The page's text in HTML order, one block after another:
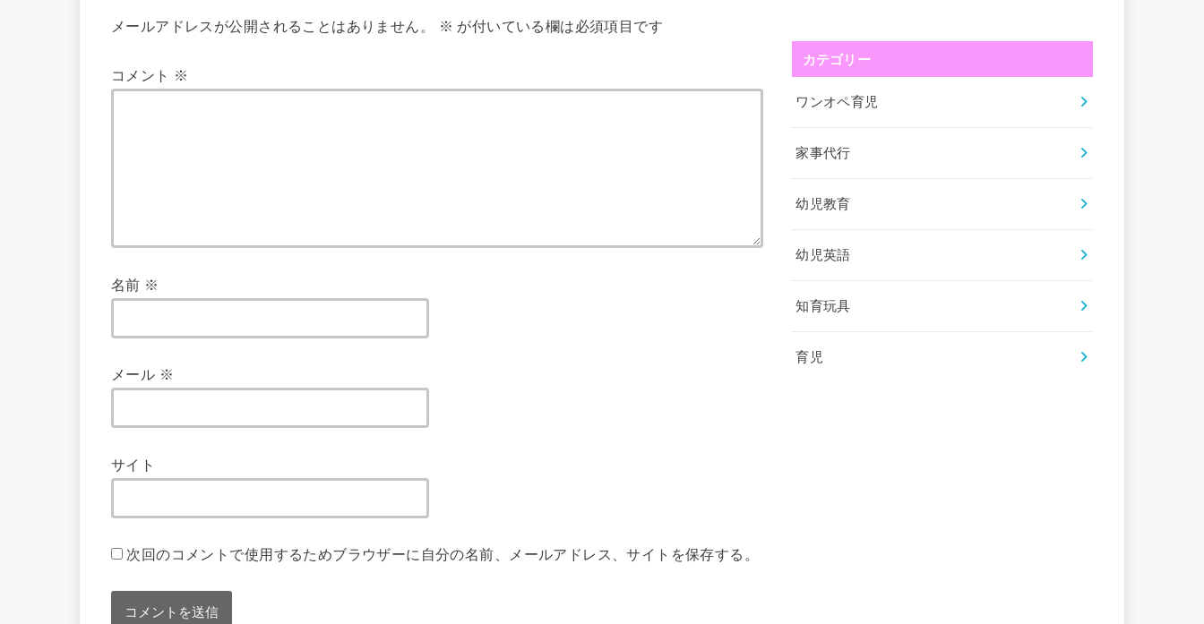
メールアドレスが公開されることはありません。 ※ が付いている欄は必須項目です
コメント ※
名前 ※
メール ※
サイト
次回のコメントで使用するためブラウザーに自分の名前、メールアドレス、サイトを保存する。
カテゴリー
ワンオペ育児
家事代行
幼児教育
幼児英語
知育玩具
育児